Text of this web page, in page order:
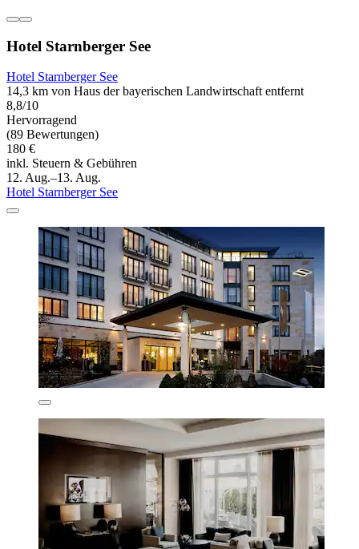
Hotel Starnberger See
Hotel Starnberger See
14,3 km von Haus der bayerischen Landwirtschaft entfernt
8,8/10
Hervorragend
(89 Bewertungen)
180 €
inkl. Steuern & Gebühren
12. Aug.–13. Aug.
Hotel Starnberger See